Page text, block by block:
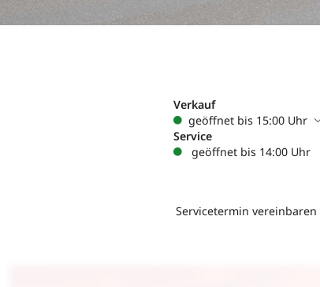
Verkauf
geöffnet bis 15:00 Uhr
Service
geöffnet bis 14:00 Uhr
Servicetermin vereinbaren